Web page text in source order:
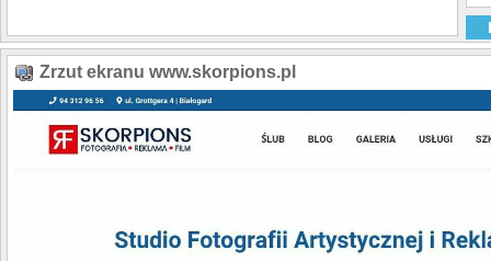
Zrzut ekranu www.skorpions.pl